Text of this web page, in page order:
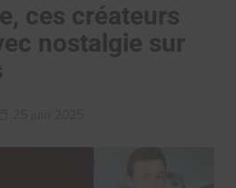
ces créateurs
nostalgie sur